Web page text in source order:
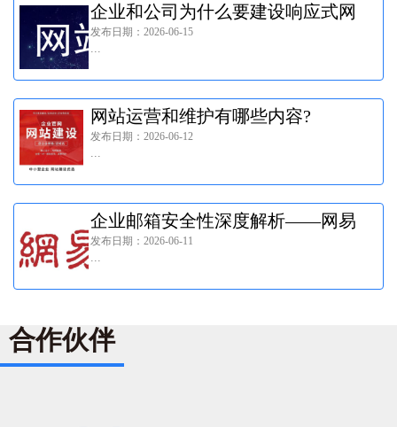
企业和公司为什么要建设响应式网
站?
发布日期：2026-06-15
网站运营和维护有哪些内容?
发布日期：2026-06-12
企业邮箱安全性深度解析——网易
企业邮箱成为跨境公司的优选!
发布日期：2026-06-11
合作伙伴